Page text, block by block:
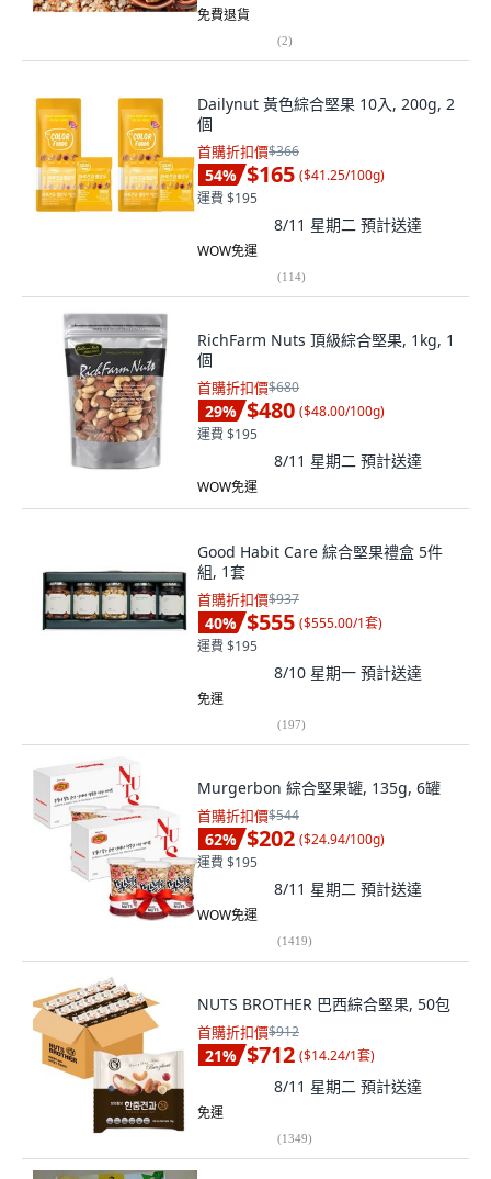
免費退貨
(2)
Dailynut 黃色綜合堅果 10入, 200g, 2
個
首購折扣價$366
54% $165 ($41.25/100g)
運費 $195
8/11 星期二 預計送達
WOW免運
(114)
RichFarm Nuts 頂級綜合堅果, 1kg, 1
個
首購折扣價$680
29% $480 ($48.00/100g)
運費 $195
8/11 星期二 預計送達
WOW免運
Good Habit Care 綜合堅果禮盒 5件
組, 1套
首購折扣價$937
40% $555 ($555.00/1套)
運費 $195
8/10 星期一 預計送達
免運
(197)
Murgerbon 綜合堅果罐, 135g, 6罐
首購折扣價$544
62% $202 ($24.94/100g)
運費 $195
8/11 星期二 預計送達
WOW免運
(1419)
NUTS BROTHER 巴西綜合堅果, 50包
首購折扣價$912
21% $712 ($14.24/1套)
8/11 星期二 預計送達
免運
(1349)